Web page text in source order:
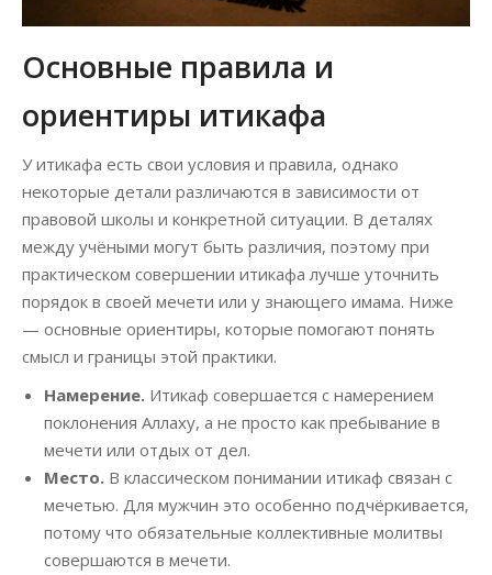
Основные правила и
ориентиры итикафа
У итикафа есть свои условия и правила, однако
некоторые детали различаются в зависимости от
правовой школы и конкретной ситуации. В деталях
между учёными могут быть различия, поэтому при
практическом совершении итикафа лучше уточнить
порядок в своей мечети или у знающего имама. Ниже
— основные ориентиры, которые помогают понять
смысл и границы этой практики.
Намерение. Итикаф совершается с намерением
поклонения Аллаху, а не просто как пребывание в
мечети или отдых от дел.
Место. В классическом понимании итикаф связан с
мечетью. Для мужчин это особенно подчёркивается,
потому что обязательные коллективные молитвы
совершаются в мечети.